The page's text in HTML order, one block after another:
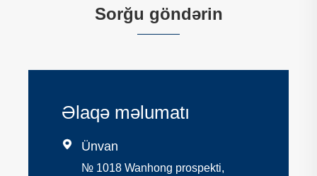
Sorğu göndərin
Əlaqə məlumatı
 Ünvan
№ 1018 Wanhong prospekti,